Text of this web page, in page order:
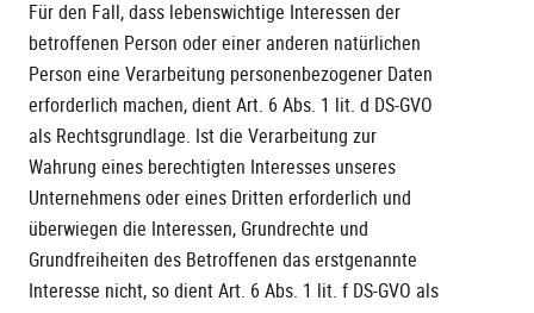
Für den Fall, dass lebenswichtige Interessen der
betroffenen Person oder einer anderen natürlichen
Person eine Verarbeitung personenbezogener Daten
erforderlich machen, dient Art. 6 Abs. 1 lit. d DS-GVO
als Rechtsgrundlage. Ist die Verarbeitung zur
Wahrung eines berechtigten Interesses unseres
Unternehmens oder eines Dritten erforderlich und
überwiegen die Interessen, Grundrechte und
Grundfreiheiten des Betroffenen das erstgenannte
Interesse nicht, so dient Art. 6 Abs. 1 lit. f DS-GVO als